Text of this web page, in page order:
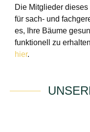
Die Mitglieder
für sach- und
es, Ihre Bäume
funktionell zu
hier.